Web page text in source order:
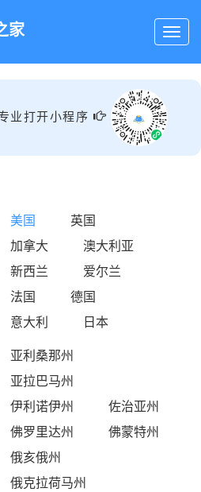
家
业打开小程序
美国
英国
加拿大
澳大利亚
新西兰
爱尔兰
法国
德国
意大利
日本
亚利桑那州
亚拉巴马州
伊利诺伊州
佐治亚州
佛罗里达州
佛蒙特州
俄亥俄州
俄克拉荷马州